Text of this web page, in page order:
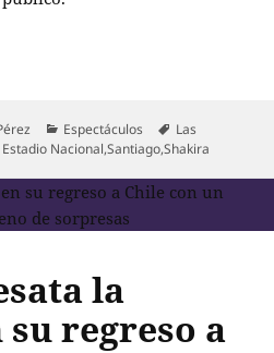
desata la locura en su primer
Categorías
Espectáculos Etiquetas
Las
Nacional,Santiago,Shakira
la
regreso a